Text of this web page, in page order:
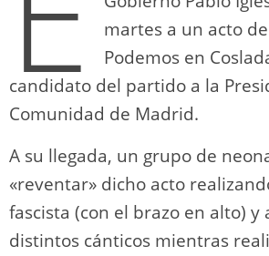
martes a un acto
Podemos en
candidato del partido a la
Comunidad de Madrid.
A su llegada, un grupo de
«reventar» dicho acto
fascista (con el brazo en alto) y
distintos cánticos mientras